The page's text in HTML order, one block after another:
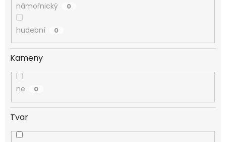
námořnický 0
hudební 0
Kameny
ne 0
Tvar